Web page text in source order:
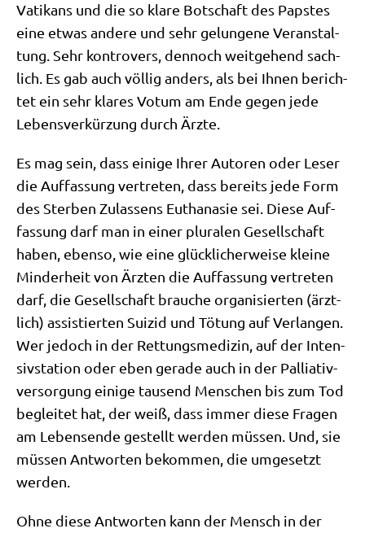
Vati­kans und die so kla­re Bot­schaft des Pap­stes
eine etwas ande­re und sehr gelun­ge­ne Ver­an­stal­
tung. Sehr kon­tro­vers, den­noch weit­ge­hend sach­
lich. Es gab auch völ­lig anders, als bei Ihnen berich­
tet ein sehr kla­res Votum am Ende gegen jede
Lebens­ver­kür­zung durch Ärzte.
Es mag sein, dass eini­ge Ihrer Autoren oder Leser
die Auf­fas­sung ver­tre­ten, dass bereits jede Form
des Ster­ben Zulas­sens Eutha­na­sie sei. Die­se Auf­
fas­sung darf man in einer plu­ra­len Gesell­schaft
haben, eben­so, wie eine glück­li­cher­wei­se klei­ne
Min­der­heit von Ärz­ten die Auf­fas­sung ver­tre­ten
darf, die Gesell­schaft brau­che orga­ni­sier­ten (ärzt­
lich) assi­stier­ten Sui­zid und Tötung auf Ver­lan­gen.
Wer jedoch in der Ret­tungs­me­di­zin, auf der Inten­
siv­sta­ti­on oder eben gera­de auch in der Pal­lia­tiv­
ver­sor­gung eini­ge tau­send Men­schen bis zum Tod
beglei­tet hat, der weiß, dass immer die­se Fra­gen
am Lebens­en­de gestellt wer­den müs­sen. Und, sie
müs­sen Ant­wor­ten bekom­men, die umge­setzt
werden.
Ohne die­se Ant­wor­ten kann der Mensch in der